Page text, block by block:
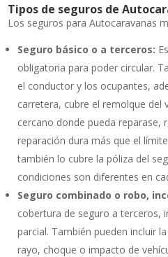
Tipos de seguros de
Los seguros para Autocaravanas
Seguro básico o a terceros:
obligatoria para poder circular.
el conductor y los ocupantes,
carretera, cubre el remolque del
cercano donde pueda reparase,
reparación dura más que el
también lo cubre la póliza del
condiciones son diferentes en
Seguro combinado o robo,
cobertura de seguro a terceros,
parcial. También pueden incluir
rayo, choque o impacto de